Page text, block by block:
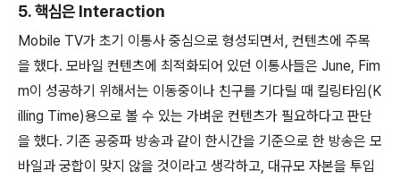
5. 핵심은 Interaction
Mobile TV가 초기 이통사 중심으로 형성되면서, 컨텐츠에 주목
을 했다. 모바일 컨텐츠에 최적화되어 있던 이통사들은 June, Fim
m이 성공하기 위해서는 이동중이나 친구를 기다릴 때 킬링타임(K
illing Time)용으로 볼 수 있는 가벼운 컨텐츠가 필요하다고 판단
을 했다. 기존 공중파 방송과 같이 한시간을 기준으로 한 방송은 모
바일과 궁합이 맞지 않을 것이라고 생각하고, 대규모 자본을 투입